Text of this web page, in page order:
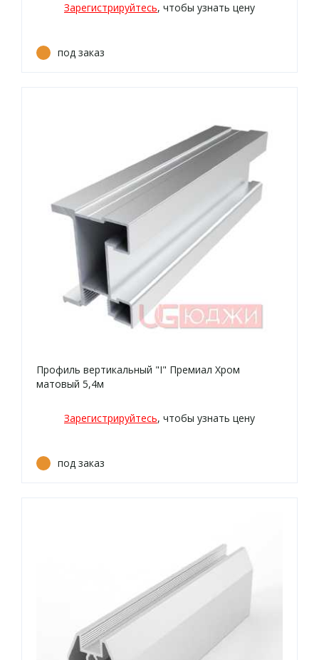
Зарегистрируйтесь, чтобы узнать цену
под заказ
Профиль вертикальный "I" Премиал Хром
матовый 5,4м
Зарегистрируйтесь, чтобы узнать цену
под заказ